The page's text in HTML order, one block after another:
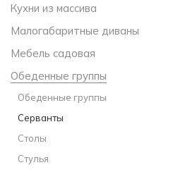
Кухни из массива
Малогабаритные диваны
Мебель садовая
Обеденные группы
Обеденные группы
Серванты
Столы
Стулья